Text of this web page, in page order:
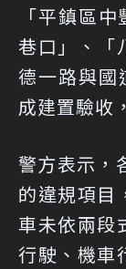
「平鎮區
巷口」、「
德一路與國
成建置驗收
警方表示，
的違規項目
車未依兩段
行駛、機車